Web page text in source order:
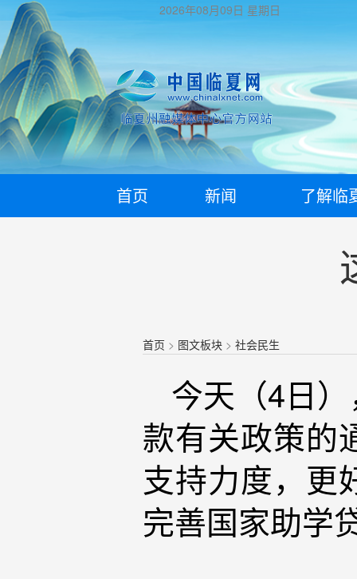
2026年08月09日 星期日
首页 新闻 了解临
首页 > 图文板块 >社会民生
今天（4日
款有关政策的
支持力度，更
完善国家助学